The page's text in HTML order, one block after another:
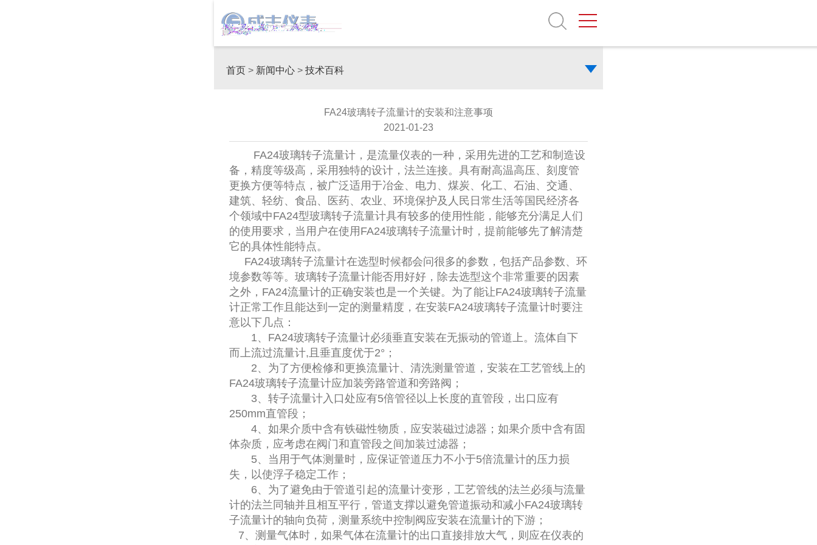
首页 > 新闻中心 > 技术百科
FA24玻璃转子流量计的安装和注意事项
2021-01-23
FA24玻璃转子流量计，是流量仪表的一种，采用先进的工艺和制造设
备，精度等级高，采用独特的设计，法兰连接。具有耐高温高压、刻度管
更换方便等特点，被广泛适用于冶金、电力、煤炭、化工、石油、交通、
建筑、轻纺、食品、医药、农业、环境保护及人民日常生活等国民经济各
个领域中FA24型玻璃转子流量计具有较多的使用性能，能够充分满足人们
的使用要求，当用户在使用FA24玻璃转子流量计时，提前能够先了解清楚
它的具体性能特点。
FA24玻璃转子流量计在选型时候都会问很多的参数，包括产品参数、环
境参数等等。玻璃转子流量计能否用好好，除去选型这个非常重要的因素
之外，FA24流量计的正确安装也是一个关键。为了能让FA24玻璃转子流量
计正常工作且能达到一定的测量精度，在安装FA24玻璃转子流量计时要注
意以下几点：
1、 FA24玻璃转子流量计必须垂直安装在无振动的管道上。流体自下
而上流过流量计,且垂直度优于2°；
2、为了方便检修和更换流量计、清洗测量管道，安装在工艺管线上的
FA24玻璃转子流量计应加装旁路管道和旁路阀；
3、转子流量计入口处应有5倍管径以上长度的直管段，出口应有
250mm直管段；
4、如果介质中含有铁磁性物质，应安装磁过滤器；如果介质中含有固
体杂质，应考虑在阀门和直管段之间加装过滤器；
5、当用于气体测量时，应保证管道压力不小于5倍流量计的压力损
失，以使浮子稳定工作；
6、为了避免由于管道引起的流量计变形，工艺管线的法兰必须与流量
计的法兰同轴并且相互平行，管道支撑以避免管道振动和减小FA24玻璃转
子流量计的轴向负荷，测量系统中控制阀应安装在流量计的下游；
7、测量气体时，如果气体在流量计的出口直接排放大气，则应在仪表的